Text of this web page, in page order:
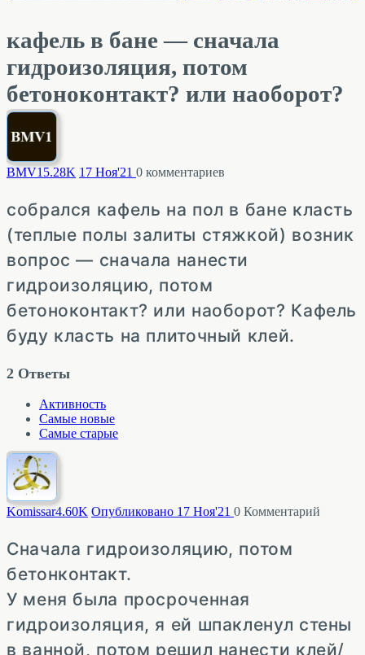
кафель в бане — сначала
гидроизоляция, потом
бетоноконтакт? или наоборот?
BMV1 5.28K 17 Ноя'21 0 комментариев
собрался кафель на пол в бане класть
(теплые полы залиты стяжкой) возник
вопрос — сначала нанести
гидроизоляцию, потом
бетоноконтакт? или наоборот? Кафель
буду класть на плиточный клей.
2 Ответы
Активность
Самые новые
Самые старые
Komissar4.60K Опубликовано 17 Ноя'21 0 Комментарий
Сначала гидроизоляцию, потом
бетонконтакт.
У меня была просроченная
гидроизоляция, я ей шпакленул стены
в ванной, потом решил нанести клей/